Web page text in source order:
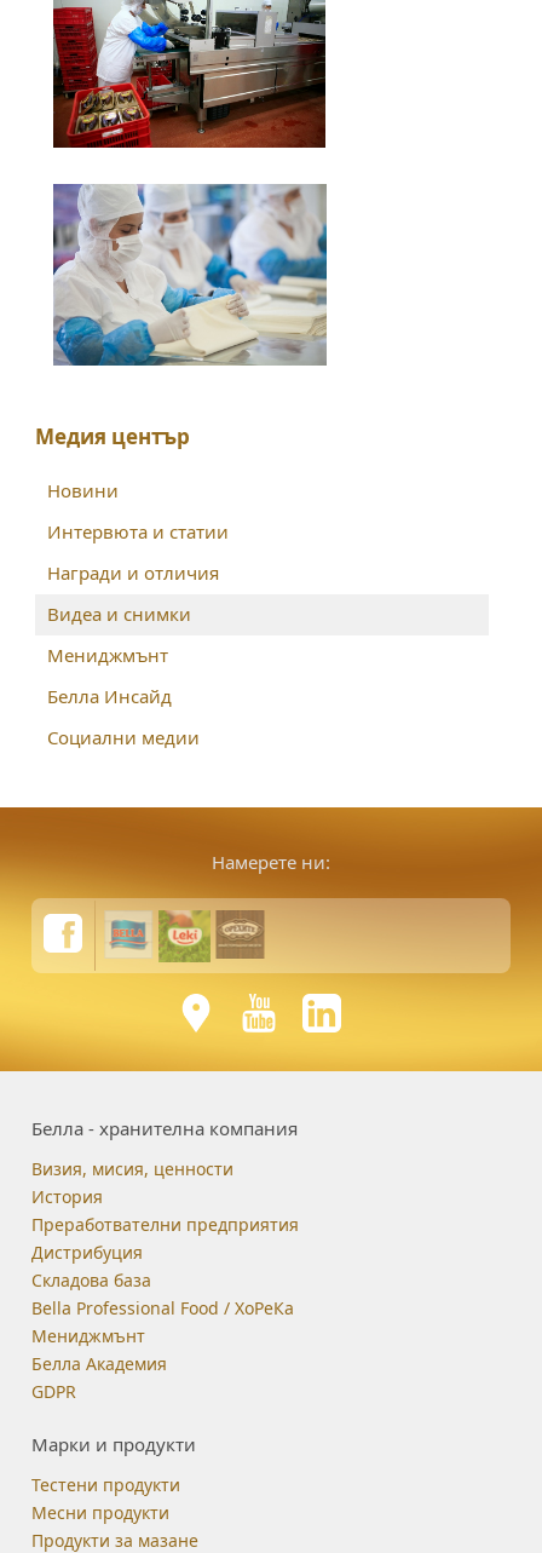
Медия център
Новини
Интервюта и статии
Награди и отличия
Видеа и снимки
Мениджмънт
Белла Инсайд
Социални медии
Намерете ни:
Белла - хранителна компания
Визия, мисия, ценности
История
Преработвателни предприятия
Дистрибуция
Складова база
Bella Professional Food / ХоРеКа
Мениджмънт
Белла Академия
GDPR
Марки и продукти
Тестени продукти
Месни продукти
Продукти за мазане